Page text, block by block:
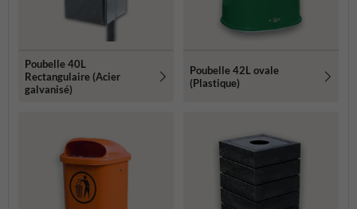
Poubelle 40L
Rectangulaire (Acier
galvanisé)
Poubelle 42L ovale
(Plastique)